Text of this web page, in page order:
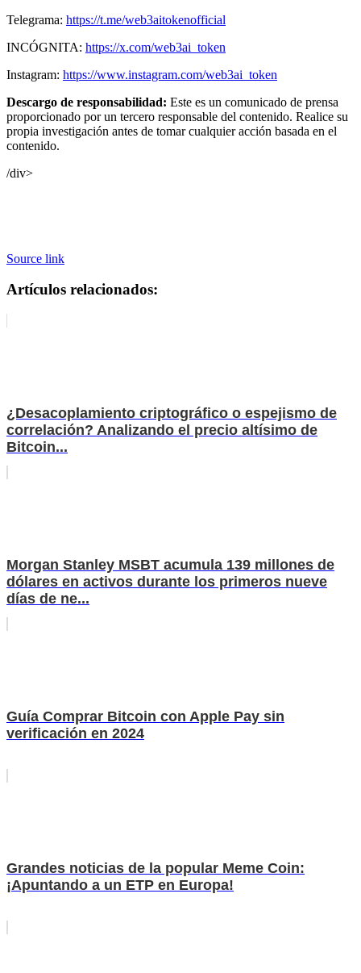
Telegrama: https://t.me/web3aitokenofficial
INCÓGNITA: https://x.com/web3ai_token
Instagram: https://www.instagram.com/web3ai_token
Descargo de responsabilidad: Este es un comunicado de prensa
proporcionado por un tercero responsable del contenido. Realice su
propia investigación antes de tomar cualquier acción basada en el
contenido.
/div>
Source link
Artículos relacionados:
¿Desacoplamiento criptográfico o espejismo de
correlación? Analizando el precio altísimo de
Bitcoin...
Morgan Stanley MSBT acumula 139 millones de
dólares en activos durante los primeros nueve
días de ne...
Guía Comprar Bitcoin con Apple Pay sin
verificación en 2024
Grandes noticias de la popular Meme Coin:
¡Apuntando a un ETP en Europa!